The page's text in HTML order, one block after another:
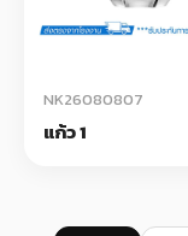
NK26080807
แก้ว 1